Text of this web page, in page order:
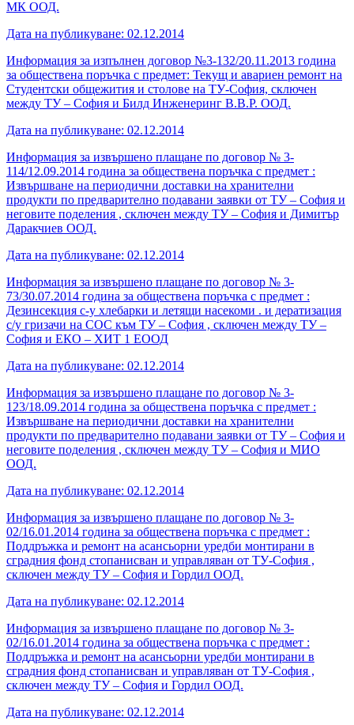
МК ООД.
Дата на публикуване: 02.12.2014
Информация за изпълнен договор №3-132/20.11.2013 година
за обществена поръчка с предмет: Текущ и авариен ремонт на
Студентски общежития и столове на ТУ-София, сключен
между ТУ – София и Билд Инженеринг В.В.Р. ООД.
Дата на публикуване: 02.12.2014
Информация за извършено плащане по договор № 3-
114/12.09.2014 година за обществена поръчка с предмет :
Извършване на периодични доставки на хранителни
продукти по предварително подавани заявки от ТУ – София и
неговите поделения , сключен между ТУ – София и Димитър
Даракчиев ООД.
Дата на публикуване: 02.12.2014
Информация за извършено плащане по договор № 3-
73/30.07.2014 година за обществена поръчка с предмет :
Дезинсекция с-у хлебарки и летящи насекоми . и дератизация
с/у гризачи на СОС към ТУ – София , сключен между ТУ –
София и ЕКО – ХИТ 1 ЕООД
Дата на публикуване: 02.12.2014
Информация за извършено плащане по договор № 3-
123/18.09.2014 година за обществена поръчка с предмет :
Извършване на периодични доставки на хранителни
продукти по предварително подавани заявки от ТУ – София и
неговите поделения , сключен между ТУ – София и МИО
ООД.
Дата на публикуване: 02.12.2014
Информация за извършено плащане по договор № 3-
02/16.01.2014 година за обществена поръчка с предмет :
Поддръжка и ремонт на асансьорни уредби монтирани в
сградния фонд стопанисван и управляван от ТУ-София ,
сключен между ТУ – София и Гордил ООД.
Дата на публикуване: 02.12.2014
Информация за извършено плащане по договор № 3-
02/16.01.2014 година за обществена поръчка с предмет :
Поддръжка и ремонт на асансьорни уредби монтирани в
сградния фонд стопанисван и управляван от ТУ-София ,
сключен между ТУ – София и Гордил ООД.
Дата на публикуване: 02.12.2014